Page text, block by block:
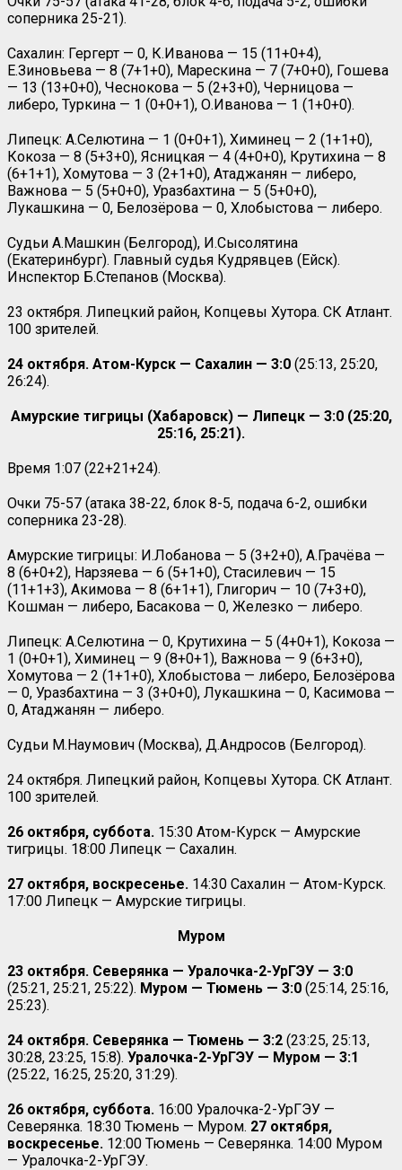
соперника 25-21).
Сахалин: Гергерт — 0, К.Иванова — 15 (11+0+4),
Е.Зиновьева — 8 (7+1+0), Марескина — 7 (7+0+0), Гошева
— 13 (13+0+0), Чеснокова — 5 (2+3+0), Черницова —
либеро, Туркина — 1 (0+0+1), О.Иванова — 1 (1+0+0).
Липецк: А.Селютина — 1 (0+0+1), Химинец — 2 (1+1+0),
Кокоза — 8 (5+3+0), Ясницкая — 4 (4+0+0), Крутихина — 8
(6+1+1), Хомутова — 3 (2+1+0), Атаджанян — либеро,
Важнова — 5 (5+0+0), Уразбахтина — 5 (5+0+0),
Лукашкина — 0, Белозёрова — 0, Хлобыстова — либеро.
Судьи А.Машкин (Белгород), И.Сысолятина
(Екатеринбург). Главный судья Кудрявцев (Ейск).
Инспектор Б.Степанов (Москва).
23 октября. Липецкий район, Копцевы Хутора. СК Атлант.
100 зрителей.
24 октября. Атом-Курск — Сахалин — 3:0 (25:13, 25:20,
26:24).
Амурские тигрицы (Хабаровск) — Липецк — 3:0 (25:20,
25:16, 25:21).
Время 1:07 (22+21+24).
Очки 75-57 (атака 38-22, блок 8-5, подача 6-2, ошибки
соперника 23-28).
Амурские тигрицы: И.Лобанова — 5 (3+2+0), А.Грачёва —
8 (6+0+2), Нарзяева — 6 (5+1+0), Стасилевич — 15
(11+1+3), Акимова — 8 (6+1+1), Глигорич — 10 (7+3+0),
Кошман — либеро, Басакова — 0, Железко — либеро.
Липецк: А.Селютина — 0, Крутихина — 5 (4+0+1), Кокоза —
1 (0+0+1), Химинец — 9 (8+0+1), Важнова — 9 (6+3+0),
Хомутова — 2 (1+1+0), Хлобыстова — либеро, Белозёрова
— 0, Уразбахтина — 3 (3+0+0), Лукашкина — 0, Касимова —
0, Атаджанян — либеро.
Судьи М.Наумович (Москва), Д.Андросов (Белгород).
24 октября. Липецкий район, Копцевы Хутора. СК Атлант.
100 зрителей.
26 октября, суббота. 15:30 Атом-Курск — Амурские
тигрицы. 18:00 Липецк — Сахалин.
27 октября, воскресенье. 14:30 Сахалин — Атом-Курск.
17:00 Липецк — Амурские тигрицы.
Муром
23 октября. Северянка — Уралочка-2-УрГЭУ — 3:0
(25:21, 25:21, 25:22). Муром — Тюмень — 3:0 (25:14, 25:16,
25:23).
24 октября. Северянка — Тюмень — 3:2 (23:25, 25:13,
30:28, 23:25, 15:8). Уралочка-2-УрГЭУ — Муром — 3:1
(25:22, 16:25, 25:20, 31:29).
26 октября, суббота. 16:00 Уралочка-2-УрГЭУ —
Северянка. 18:30 Тюмень — Муром. 27 октября,
воскресенье. 12:00 Тюмень — Северянка. 14:00 Муром
— Уралочка-2-УрГЭУ.